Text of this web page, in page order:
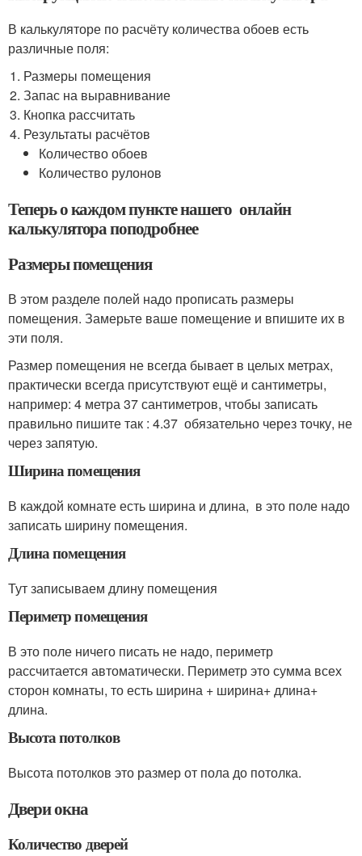
В калькуляторе по расчёту количества обоев есть
различные поля:
Размеры помещения
Запас на выравнивание
Кнопка рассчитать
Результаты расчётов
Количество обоев
Количество рулонов
Теперь о каждом пункте нашего онлайн
калькулятора поподробнее
Размеры помещения
В этом разделе полей надо прописать размеры
помещения. Замерьте ваше помещение и впишите их в
эти поля.
Размер помещения не всегда бывает в целых метрах,
практически всегда присутствуют ещё и сантиметры,
например: 4 метра 37 сантиметров, чтобы записать
правильно пишите так : 4.37 обязательно через точку, не
через запятую.
Ширина помещения
В каждой комнате есть ширина и длина, в это поле надо
записать ширину помещения.
Длина помещения
Тут записываем длину помещения
Периметр помещения
В это поле ничего писать не надо, периметр
рассчитается автоматически. Периметр это сумма всех
сторон комнаты, то есть ширина + ширина+ длина+
длина.
Высота потолков
Высота потолков это размер от пола до потолка.
Двери окна
Количество дверей